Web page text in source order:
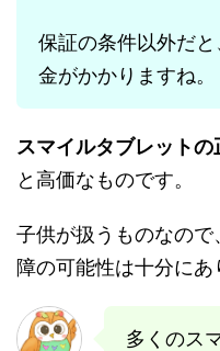
保証の条件以外だ
金がかかりますね。
スマイルタブレットの
と高価なものです。
子供が扱うものなの
障の可能性は十分にあ
多くのス